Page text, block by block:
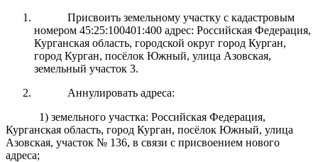
Присвоить земельному участку с кадастровым
номером 45:25:100401:400 адрес: Российская Федерация,
Курганская область, городской округ город Курган,
город Курган, посёлок Южный, улица Азовская,
земельный участок 3.
Аннулировать адреса:
1) земельного участка: Российская Федерация,
Курганская область, город Курган, посёлок Южный, улица
Азовская, участок № 136, в связи с присвоением нового
адреса;